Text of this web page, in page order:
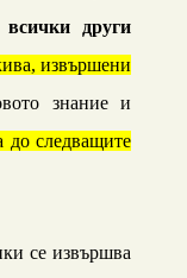
други
извършени
знание и
до следващите
се извършва